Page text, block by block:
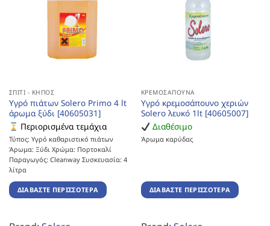
ΣΠΊΤΙ - ΚΉΠΟΣ
Υγρό πιάτων Solero Primo 4 lt
άρωμα ξύδι [40605031]
Περιορισμένα τεμάχια
Τύπος: Υγρό καθαριστικό πιάτων
Άρωμα: Ξύδι Χρώμα: Πορτοκαλί
Παραγωγός: Cleanway Συσκευασία: 4
λίτρα
ΔΙΑΒΆΣΤΕ ΠΕΡΙΣΣΌΤΕΡΑ
ΚΡΕΜΟΣΆΠΟΥΝΑ
Υγρό κρεμοσάπουνο χεριών
Solero λευκό 1lt [40605007]
Διαθέσιμο
Άρωμα καρύδας
ΔΙΑΒΆΣΤΕ ΠΕΡΙΣΣΌΤΕΡΑ